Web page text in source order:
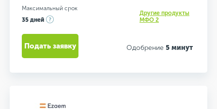
Максимальный срок
35 дней
Другие продукты
МФО 2
Одобрение 5 минут
Подать заявку